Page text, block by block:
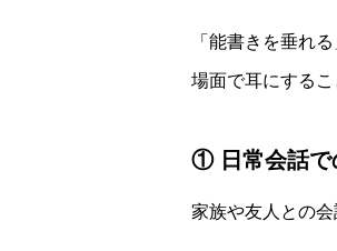
「能書きを垂れ
場面で耳にするこ
① 日常会話で
家族や友人との